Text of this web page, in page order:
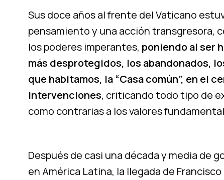
Sus doce años al frente del Vaticano
pensamiento y una acción transgresora,
los poderes imperantes, poniendo al ser
más desprotegidos, los abandonados,
que habitamos, la “Casa común”, en el
intervenciones, criticando todo tipo de
como contrarias a los valores
Después de casi una década y media de
en América Latina, la llegada de